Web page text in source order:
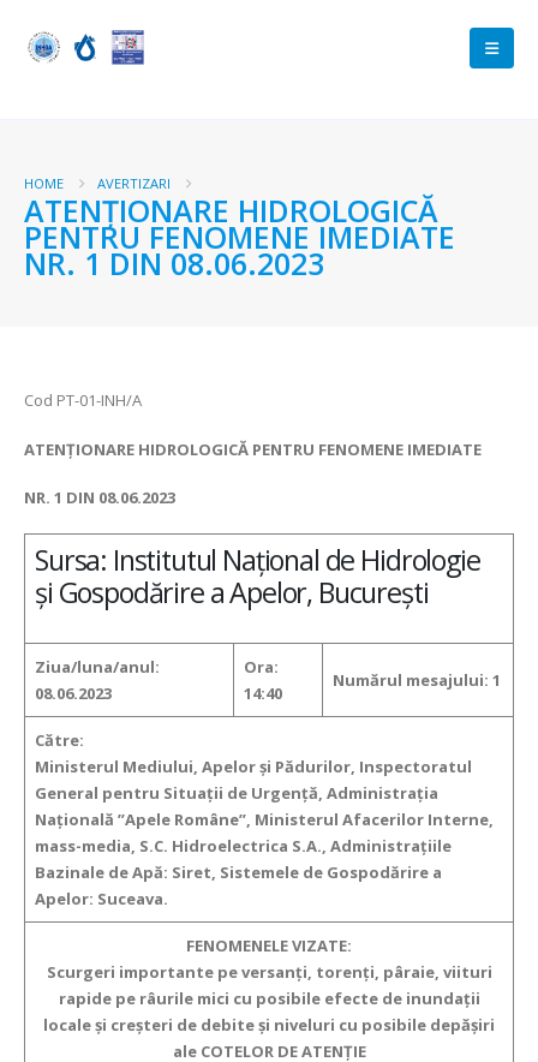
HOME AVERTIZARI
ATENŢIONARE HIDROLOGICĂ
PENTRU FENOMENE IMEDIATE
NR. 1 DIN 08.06.2023
Cod PT-01-INH/A
ATENŢIONARE HIDROLOGICĂ PENTRU FENOMENE IMEDIATE
NR. 1 DIN 08.06.2023
Sursa: Institutul Național de Hidrologie
și Gospodărire a Apelor, București
Ziua/luna/anul:
08.06.2023
Ora:
14:40
Numărul mesajului: 1
Către:
Ministerul Mediului, Apelor şi Pădurilor, Inspectoratul
General pentru Situaţii de Urgenţă, Administraţia
Naţională ”Apele Române”, Ministerul Afacerilor Interne,
mass-media, S.C. Hidroelectrica S.A., Administraţiile
Bazinale de Apă: Siret, Sistemele de Gospodărire a
Apelor: Suceava.
FENOMENELE VIZATE:
Scurgeri importante pe versanţi, torenţi, pâraie, viituri
rapide pe râurile mici cu posibile efecte de inundaţii
locale şi creşteri de debite şi niveluri cu posibile depăşiri
ale COTELOR DE ATENŢIE